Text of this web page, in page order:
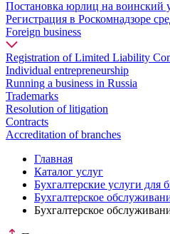
Постановка юрлиц на воинский
Регистрация в Роскомнадзоре
Foreign business
Registration of Limited Liability
Individual entrepreneurship
Running a business in Russia
Trademarks
Resolution of litigation
Contracts
Accreditation of branches
Главная
Каталог услуг
Бухгалтерские услуги для
Бухгалтерское
Бухгалтерское